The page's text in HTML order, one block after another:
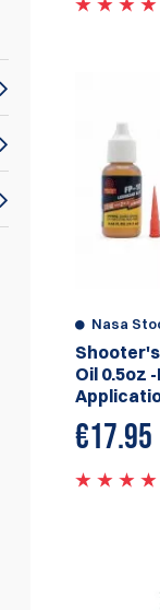
Nasa
Shooter's
Oil 0.5oz
€17.95